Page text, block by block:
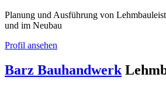
Planung und Ausführung von
und im Neubau
Profil ansehen
Barz Bauhandwerk